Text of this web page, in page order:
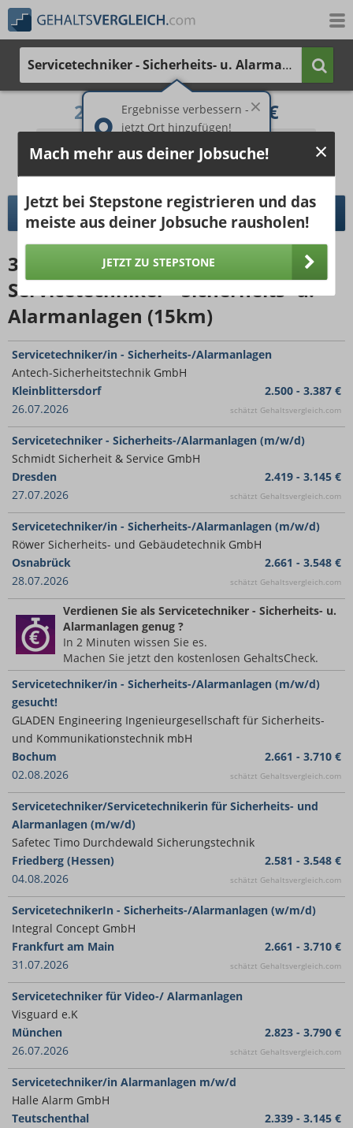
Ergebnisse verbessern -
jetzt Ort hinzufügen!
Ort hinzufügen
Servicetechniker - Sicherheits- u. Alarmanlagen
2.310 € 3.598 €
25% 50% 25%
Bruttogehalt bei 40 Wochenstunden.
pro Jahr pro Monat
DETAILLIERTER GEHALTSVERGLEICH
35614 Jobangebotefür
Servicetechniker - Sicherheits- u.
Alarmanlagen (15km)
Servicetechniker/in - Sicherheits-/Alarmanlagen
Antech-Sicherheitstechnik GmbH
Kleinblittersdorf
26.07.2026
2.500 - 3.387 €
schätzt Gehaltsvergleich.com
Servicetechniker - Sicherheits-/Alarmanlagen (m/w/d)
Schmidt Sicherheit & Service GmbH
Dresden
27.07.2026
2.419 - 3.145 €
schätzt Gehaltsvergleich.com
Servicetechniker/in - Sicherheits-/Alarmanlagen (m/w/d)
Röwer Sicherheits- und Gebäudetechnik GmbH
Osnabrück
28.07.2026
2.661 - 3.548 €
schätzt Gehaltsvergleich.com
Verdienen Sie als Servicetechniker - Sicherheits- u.
Alarmanlagen genug ?
In 2 Minuten wissen Sie es.
Machen Sie jetzt den kostenlosen GehaltsCheck.
Servicetechniker/in - Sicherheits-/Alarmanlagen (m/w/d)
gesucht!
GLADEN Engineering Ingenieurgesellschaft für Sicherheits-
und Kommunikationstechnik mbH
Bochum
02.08.2026
2.661 - 3.710 €
schätzt Gehaltsvergleich.com
Servicetechniker/Servicetechnikerin für Sicherheits- und
Alarmanlagen (m/w/d)
Safetec Timo Durchdewald Sicherungstechnik
Friedberg (Hessen)
04.08.2026
2.581 - 3.548 €
schätzt Gehaltsvergleich.com
ServicetechnikerIn - Sicherheits-/Alarmanlagen (w/m/d)
Integral Concept GmbH
Frankfurt am Main
31.07.2026
2.661 - 3.710 €
schätzt Gehaltsvergleich.com
Servicetechniker für Video-/ Alarmanlagen
Visguard e.K
München
26.07.2026
2.823 - 3.790 €
schätzt Gehaltsvergleich.com
Servicetechniker/in Alarmanlagen m/w/d
Halle Alarm GmbH
Teutschenthal
2.339 - 3.145 €
Mach mehr aus deiner Jobsuche!
Jetzt bei Stepstone registrieren und das
meiste aus deiner Jobsuche rausholen!
JETZT ZU STEPSTONE